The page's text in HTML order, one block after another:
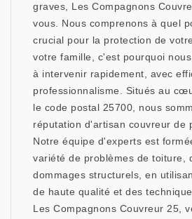
graves, Les Compagnons
vous. Nous comprenons à quel
crucial pour la protection de
votre famille, c'est pourquoi
à intervenir rapidement, avec
professionnalisme. Situés au
le code postal 25700, nous
réputation d'artisan couvreur de
Notre équipe d'experts est
variété de problèmes de toiture,
dommages structurels, en
de haute qualité et des
Les Compagnons Couvreur 25,